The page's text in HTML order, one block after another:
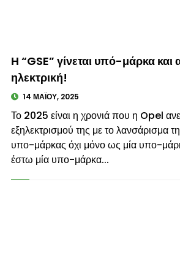
Η “GSE” γίνεται υπό-μάρκα και
ηλεκτρική!
14 ΜΑΪ́ΟΥ, 2025
Το 2025 είναι η χρονιά που η Opel
εξηλεκτρισμού της με το λανσάρισμα
υπο-μάρκας όχι μόνο ως μία υπο-
έστω μία υπο-μάρκα...